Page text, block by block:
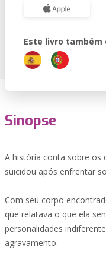
Este livro também
Sinopse
A história conta sobre os
suicidou após enfrentar
Com seu corpo
que relatava o que ela
personalidades
agravamento.